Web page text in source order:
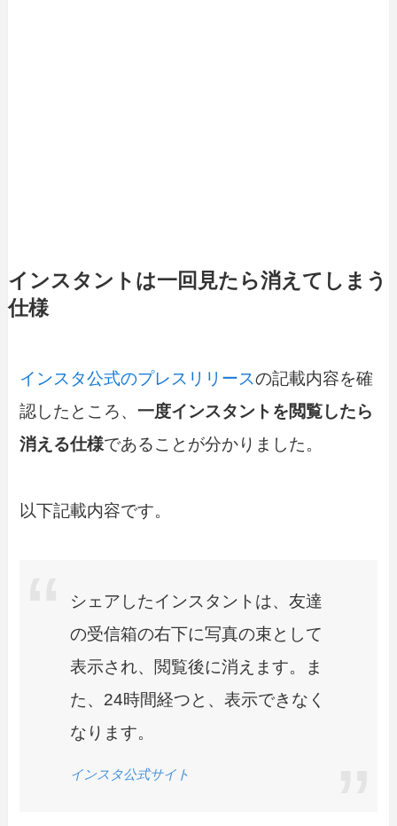
インスタントは一回見たら消えてしまう
仕様
インスタ公式のプレスリリースの記載内容を確
認したところ、一度インスタントを閲覧したら
消える仕様であることが分かりました。
以下記載内容です。
シェアしたインスタントは、友達
の受信箱の右下に写真の束として
表示され、閲覧後に消えます。ま
た、24時間経つと、表示できなく
なります。
インスタ公式サイト